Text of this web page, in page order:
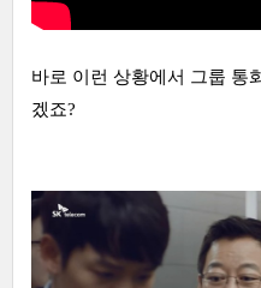
바로 이런 상황에서 그룹 통
겠죠?